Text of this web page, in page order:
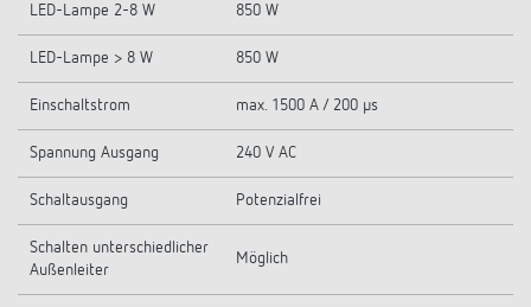
LED-Lampe 2-8 W 850 W
LED-Lampe > 8 W 850 W
Einschaltstrom max. 1500 A / 200 µs
Spannung Ausgang 240 V AC
Schaltausgang Potenzialfrei
Schalten unterschiedlicher
Außenleiter
Möglich